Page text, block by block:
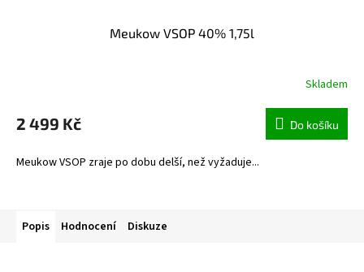
Meukow VSOP 40% 1,75l
Skladem
2 499 Kč Do košíku
Meukow VSOP zraje po dobu delší, než vyžaduje...
Popis Hodnocení Diskuze